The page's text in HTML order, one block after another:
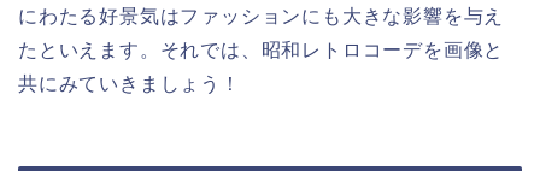
にわたる好景気はファッションにも大きな影響を与え
たといえます。それでは、昭和レトロコーデを画像と
共にみていきましょう！